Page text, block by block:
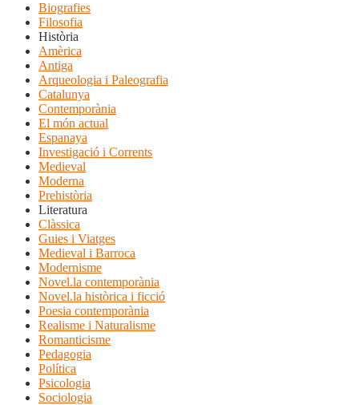
Biografies
Filosofia
Història
Amèrica
Antiga
Arqueologia i Paleografia
Catalunya
Contemporània
El món actual
Espanaya
Investigació i Corrents
Medieval
Moderna
Prehistòria
Literatura
Clàssica
Guies i Viatges
Medieval i Barroca
Modernisme
Novel.la contemporània
Novel.la històrica i ficció
Poesia contemporània
Realisme i Naturalisme
Romanticisme
Pedagogia
Política
Psicologia
Sociologia